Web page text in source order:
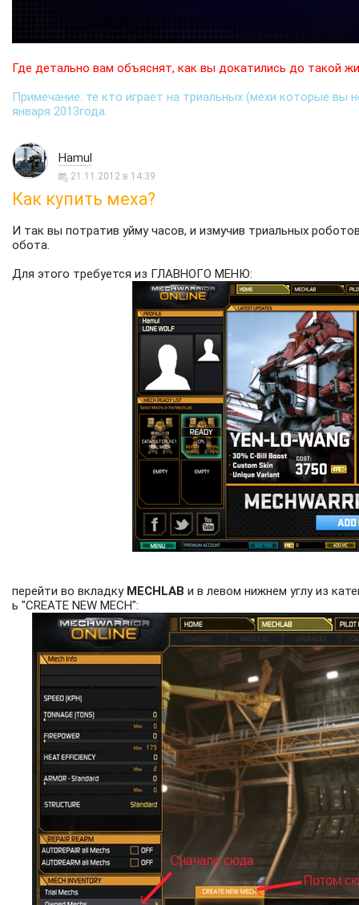
Где детально вам объяснят, как вы докатились до такой
Примечание: те кто играет на триальных (мехи которые вы
января 2013года.
Hamul
21.11.2012 в 14:39
Как купить меха?
И так вы потратив уйму часов, и измучив триальных
обота.
Для этого требуется из ГЛАВНОГО МЕНЮ:
перейти во вкладку MECHLAB и в левом нижнем углу из
ь "CREATE NEW MECH":